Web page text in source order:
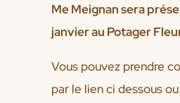
Me Meignan sera
janvier au Potager
Vous pouvez prendre
par le lien ci dessous